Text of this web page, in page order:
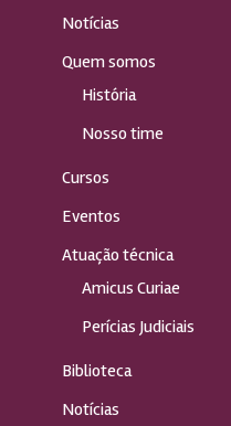
Notícias
Quem somos
História
Nosso time
Cursos
Eventos
Atuação técnica
Amicus Curiae
Perícias Judiciais
Biblioteca
Notícias